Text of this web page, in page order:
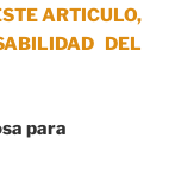
ARTICULO,
DEL
para